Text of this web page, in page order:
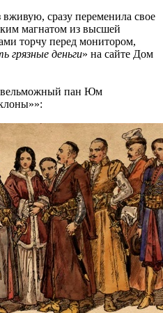
сразу переменила свое
магнатом из высшей
торчу перед монитором,
грязные деньги» на сайте Дом
пан Юм